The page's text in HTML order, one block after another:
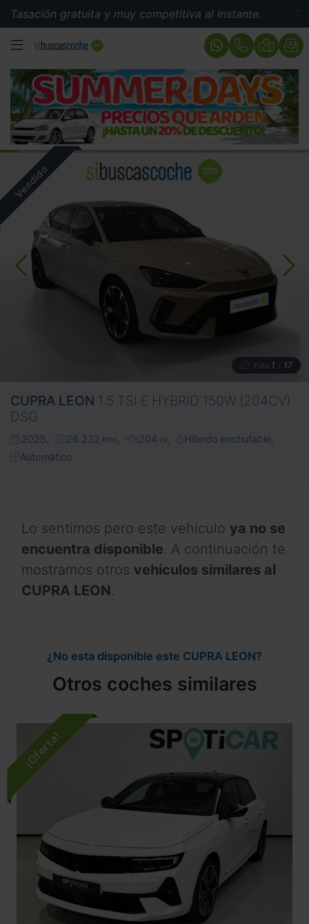
gratuita y muy competitiva al instante.
MENÚ
Foto 1 / 17
CUPRA LEON 1.5 TSI E HYBRID 150W (204CV)
DSG
2025 26.232 kms 204 cv
Híbrido enchufable
Automático
Lo sentimos pero este vehículo ya no se
encuentra disponible. A continuación te
mostramos otros vehículos similares al
CUPRA LEON.
¿No esta disponible este CUPRA LEON?
Otros coches similares